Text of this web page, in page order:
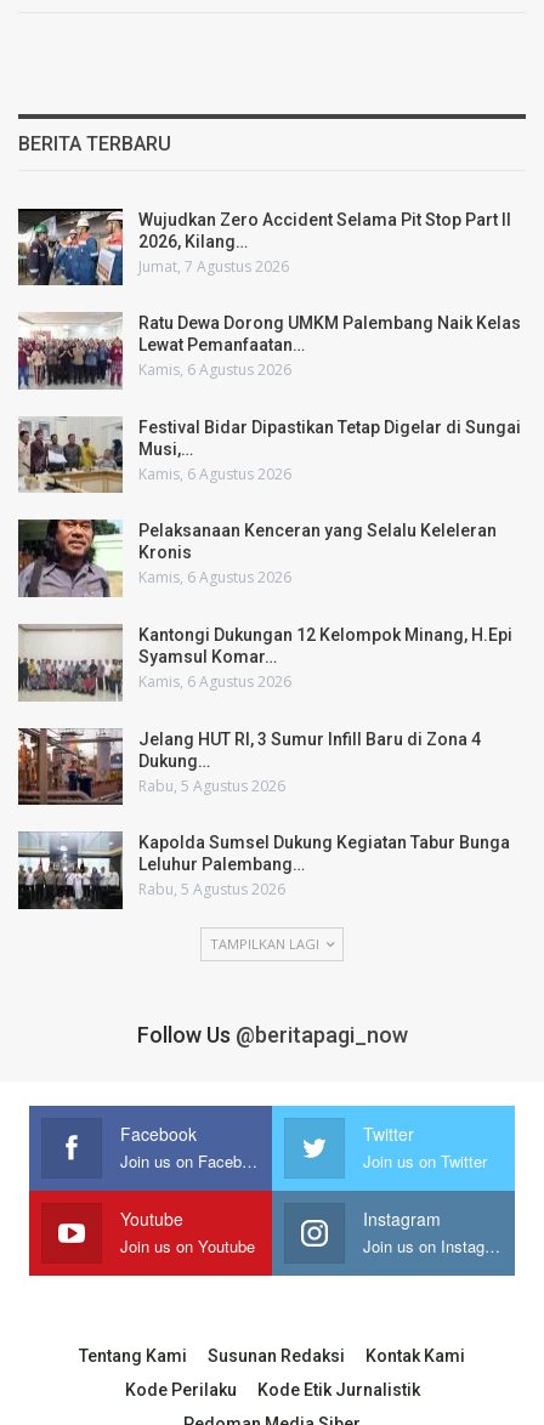
BERITA TERBARU
Wujudkan Zero Accident Selama Pit Stop Part II
2026, Kilang…
Jumat, 7 Agustus 2026
Ratu Dewa Dorong UMKM Palembang Naik Kelas
Lewat Pemanfaatan…
Kamis, 6 Agustus 2026
Festival Bidar Dipastikan Tetap Digelar di Sungai
Musi,…
Kamis, 6 Agustus 2026
Pelaksanaan Kenceran yang Selalu Keleleran
Kronis
Kamis, 6 Agustus 2026
Kantongi Dukungan 12 Kelompok Minang, H.Epi
Syamsul Komar…
Kamis, 6 Agustus 2026
Jelang HUT RI, 3 Sumur Infill Baru di Zona 4
Dukung…
Rabu, 5 Agustus 2026
Kapolda Sumsel Dukung Kegiatan Tabur Bunga
Leluhur Palembang…
Rabu, 5 Agustus 2026
TAMPILKAN LAGI
Follow Us @beritapagi_now
Facebook
Join us on Facebook
Twitter
Join us on Twitter
Youtube
Join us on Youtube
Instagram
Join us on Instagram
Tentang Kami Susunan Redaksi
Kontak Kami
Kode Perilaku
Kode Etik Jurnalistik